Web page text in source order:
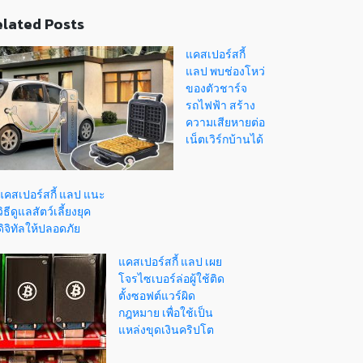
Posts
แคสเปอร์สกี้
แลป พบช่องโหว่
ของตัวชาร์จ
รถไฟฟ้า สร้าง
ความเสียหายต่อ
เน็ตเวิร์กบ้านได้
คสเปอร์สกี้ แลป แนะ
ธีดูแลสัตว์เลี้ยงยุค
จิทัลให้ปลอดภัย
แคสเปอร์สกี้ แลป เผย
โจรไซเบอร์ล่อผู้ใช้ติด
ตั้งซอฟต์แวร์ผิด
กฎหมาย เพื่อใช้เป็น
แหล่งขุดเงินคริปโต